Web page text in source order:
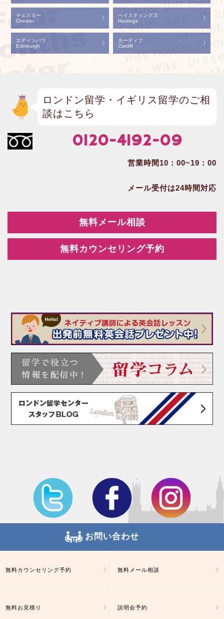
チェスター
Chester
ヘイスティングズ
Hastings
エディンバラ
Edinburgh
カーディフ
Cardiff
ロンドン留学・イギリス留学のご相
談はこちら
0120-4192-09
営業時間10：00~19：00
メール受付は24時間対応
無料メール相談
無料カウンセリング予約
お問い合わせ
無料カウンセリング予約 無料メール相談
無料お見積り 説明会予約